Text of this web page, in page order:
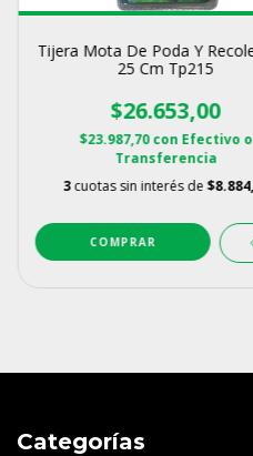
Tijera Mota De Poda Y
25 Cm Tp215
$26.653,00
$23.987,70con Efectivo o
Transferencia
3 cuotas sin interés de
Categorías